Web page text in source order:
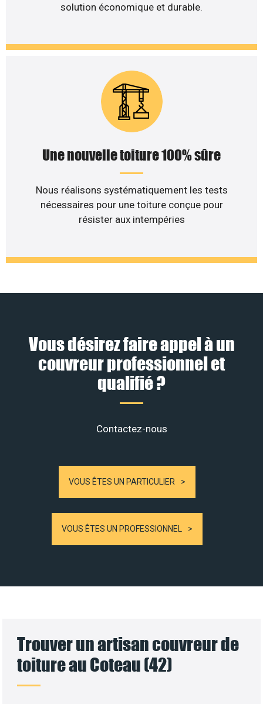
solution économique et durable.
Une nouvelle toiture 100% sûre
Nous réalisons systématiquement les tests
nécessaires pour une toiture conçue pour
résister aux intempéries
Vous désirez faire appel à un
couvreur professionnel et
qualifié ?
Contactez-nous
VOUS ÊTES UN PARTICULIER
VOUS ÊTES UN PROFESSIONNEL
Trouver un artisan couvreur de
toiture au Coteau (42)